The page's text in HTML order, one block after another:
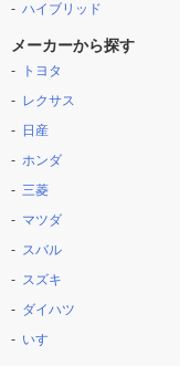
ハイブリッド
メーカーから探す
トヨタ
レクサス
日産
ホンダ
三菱
マツダ
スバル
スズキ
ダイハツ
いすゞ